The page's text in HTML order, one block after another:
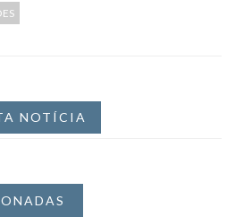
NOTÍCIA